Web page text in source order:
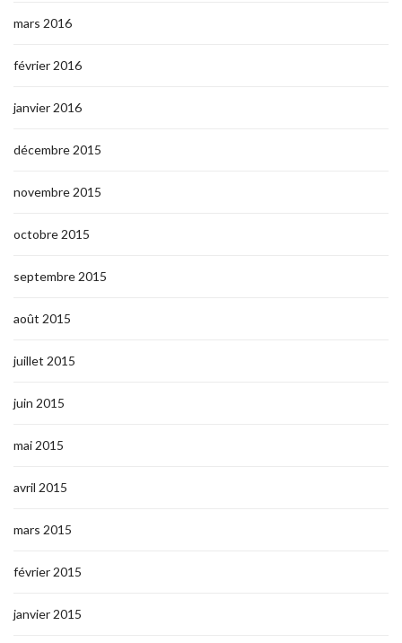
mars 2016
février 2016
janvier 2016
décembre 2015
novembre 2015
octobre 2015
septembre 2015
août 2015
juillet 2015
juin 2015
mai 2015
avril 2015
mars 2015
février 2015
janvier 2015